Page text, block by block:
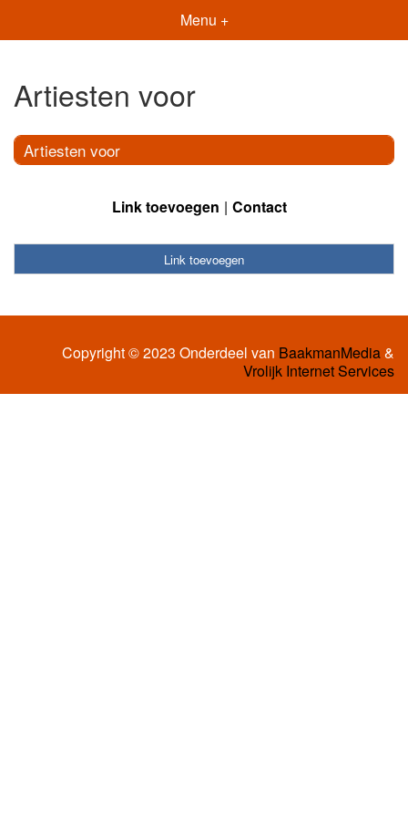
Menu +
Artiesten voor
Artiesten voor
Link toevoegen Contact
Link toevoegen
Copyright © 2023 Onderdeel van BaakmanMedia&
Vrolijk Internet Services